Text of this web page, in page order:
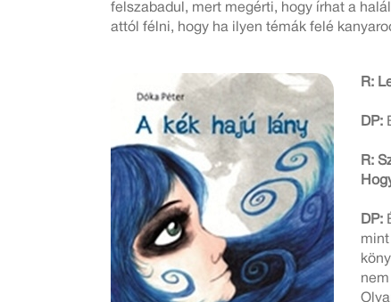
felszabadul, mert megérti, hogy írhat a
attól félni, hogy ha ilyen témák felé
R:
DP:
R:
DP:
mint